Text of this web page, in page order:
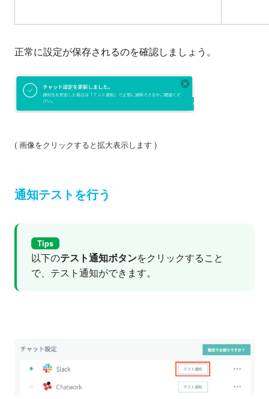
正常に設定が保存されるのを確認しましょう。
( 画像をクリックすると拡大表示します )
通知テストを行う
Tips
以下のテスト通知ボタンをクリックすること
で、テスト通知ができます。